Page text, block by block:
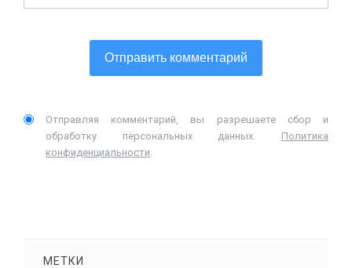
Отправляя комментарий, вы разрешаете сбор и
обработку персональных данных. Политика
конфиденциальности.
МЕТКИ